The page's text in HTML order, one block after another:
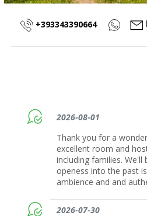
+393343390664
2026-08-01
Thank you for a
excellent room and
including families.
openess into the past
ambience and and
2026-07-30